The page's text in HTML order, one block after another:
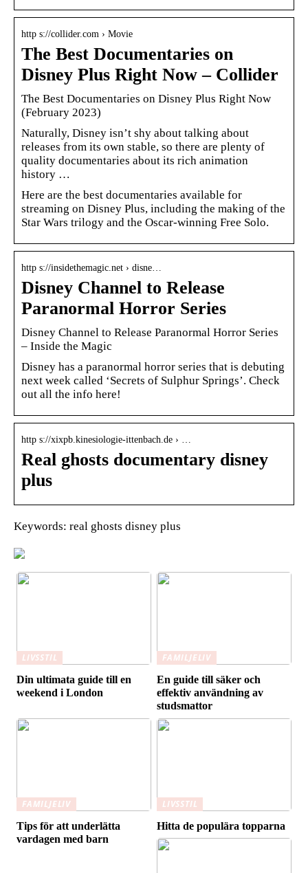
http s://collider.com › Movie
The Best Documentaries on
Disney Plus Right Now – Collider
The Best Documentaries on Disney Plus Right Now
(February 2023)
Naturally, Disney isn’t shy about talking about
releases from its own stable, so there are plenty of
quality documentaries about its rich animation
history …
Here are the best documentaries available for
streaming on Disney Plus, including the making of the
Star Wars trilogy and the Oscar-winning Free Solo.
http s://insidethemagic.net › disne…
Disney Channel to Release
Paranormal Horror Series
Disney Channel to Release Paranormal Horror Series
– Inside the Magic
Disney has a paranormal horror series that is debuting
next week called ‘Secrets of Sulphur Springs’. Check
out all the info here!
http s://xixpb.kinesiologie-ittenbach.de › …
Real ghosts documentary disney
plus
Keywords: real ghosts disney plus
LIVSSTIL
Din ultimata guide till en
weekend i London
FAMILJELIV
En guide till säker och
effektiv användning av
studsmattor
FAMILJELIV
Tips för att underlätta
vardagen med barn
LIVSSTIL
Hitta de populära topparna